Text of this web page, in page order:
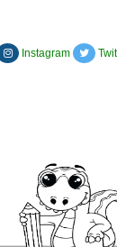
Instagram